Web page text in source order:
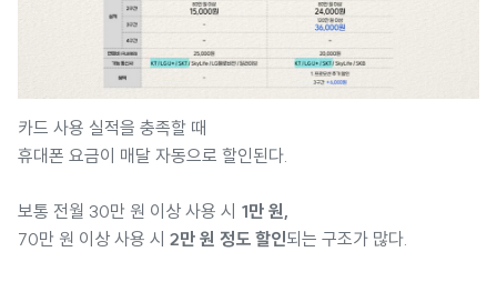
카드 사용 실적을 충족할 때
휴대폰 요금이 매달 자동으로 할인된다.
보통 전월 30만 원 이상 사용 시 1만 원,
70만 원 이상 사용 시 2만 원 정도 할인되는 구조가 많다.